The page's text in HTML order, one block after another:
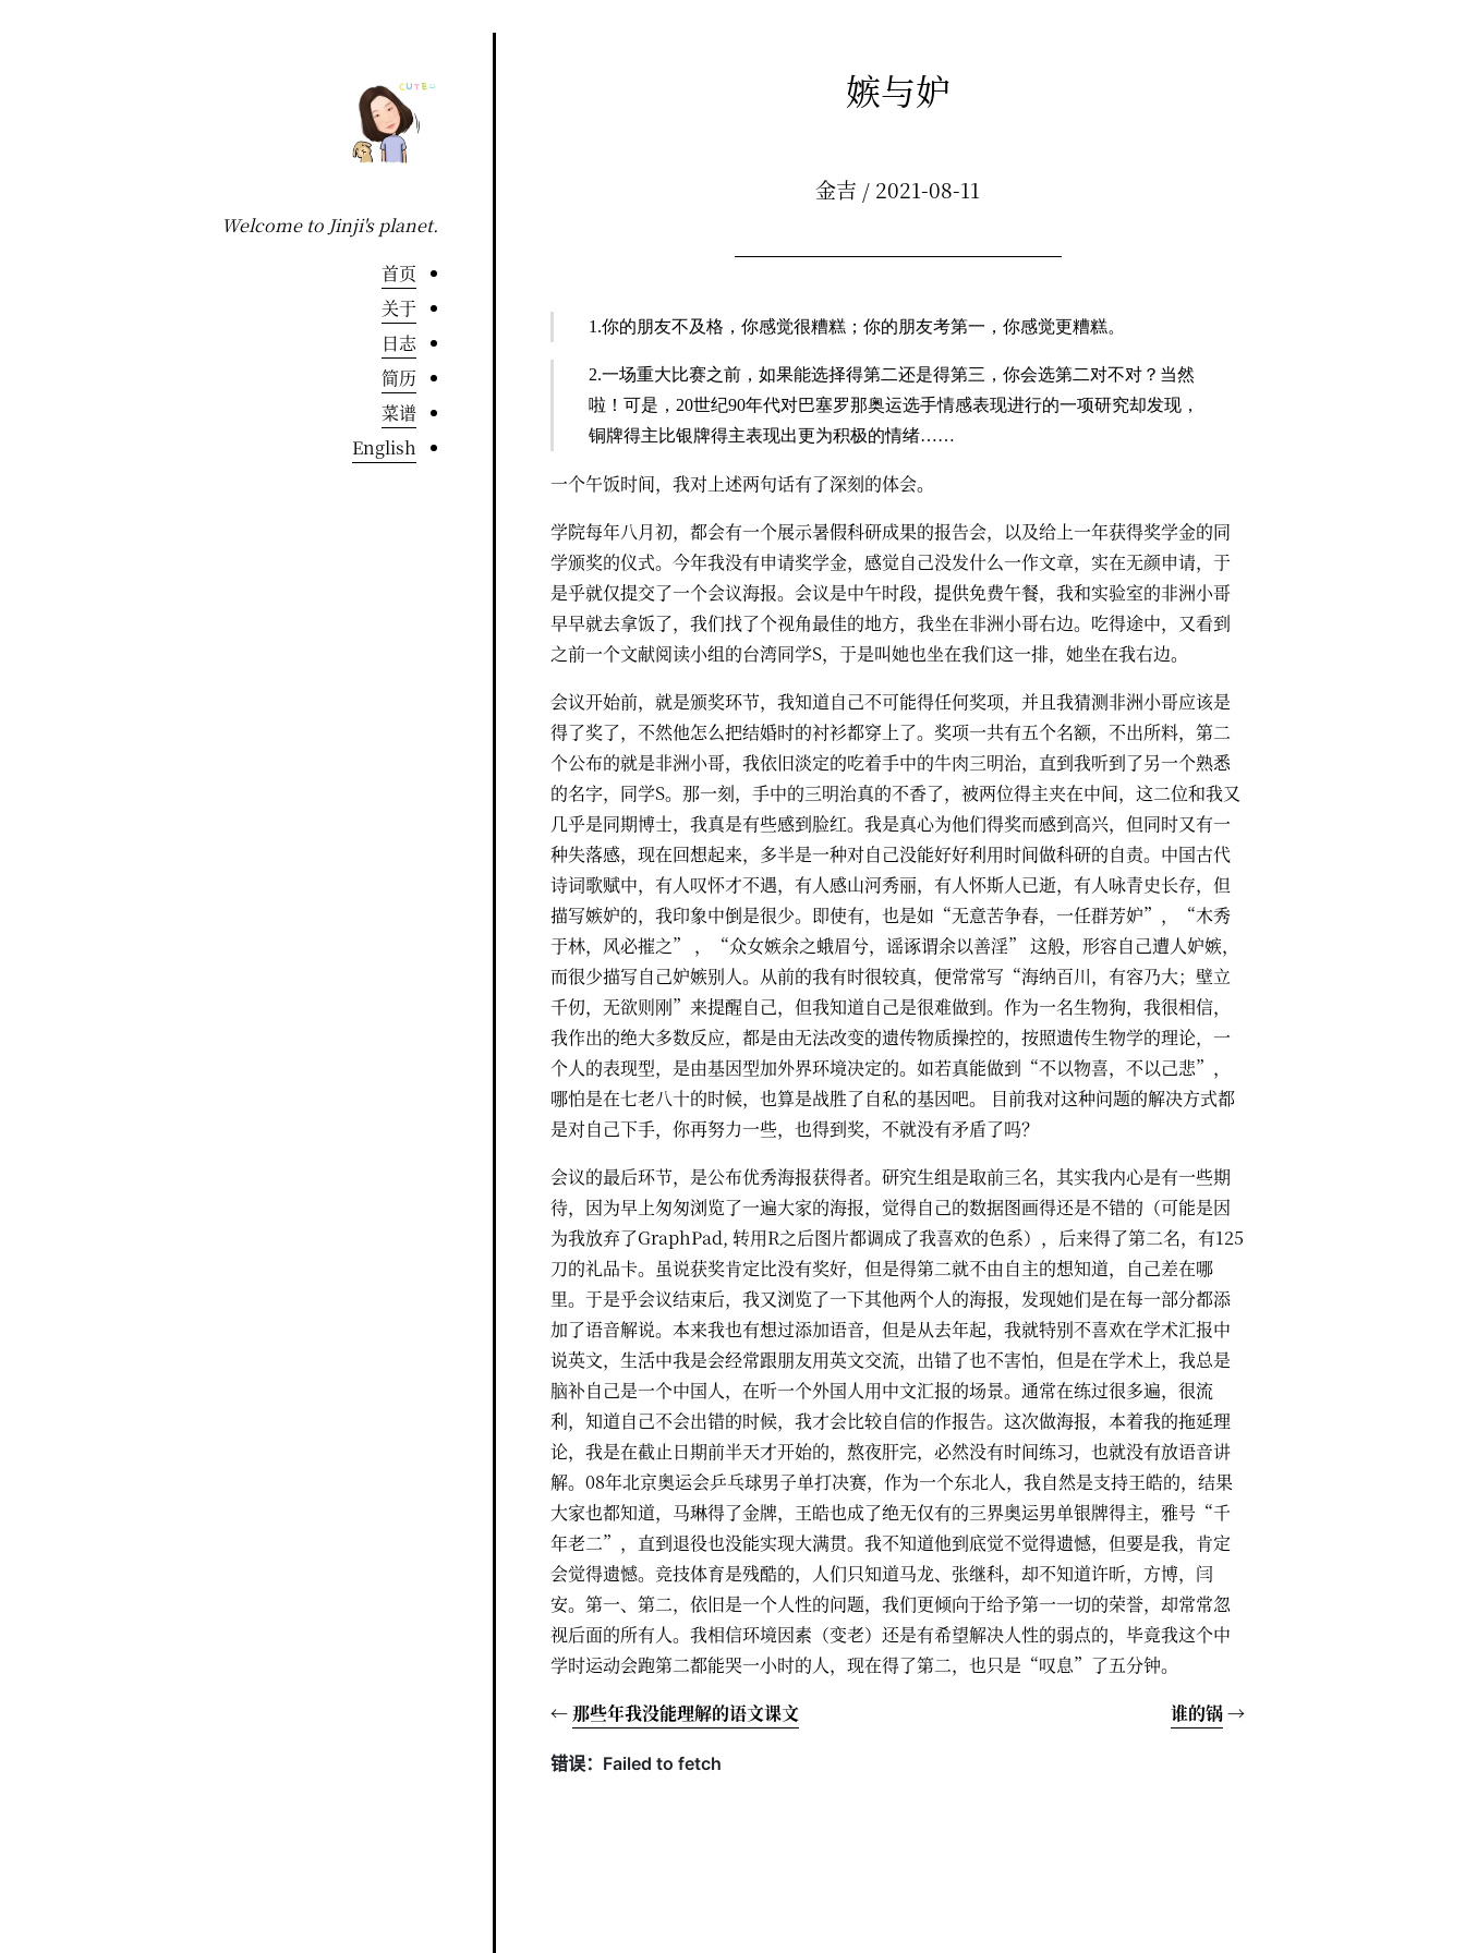
Welcome to Jinji's planet.
首页
关于
日志
简历
菜谱
English
嫉与妒
金吉 / 2021-08-11
1.你的朋友不及格，你感觉很糟糕；你的朋友考第一，你感觉更糟糕。
2.一场重大比赛之前，如果能选择得第二还是得第三，你会选第二对不对？当然
啦！可是，20世纪90年代对巴塞罗那奥运选手情感表现进行的一项研究却发现，
铜牌得主比银牌得主表现出更为积极的情绪……
一个午饭时间，我对上述两句话有了深刻的体会。
学院每年八月初，都会有一个展示暑假科研成果的报告会，以及给上一年获得奖学金的同
学颁奖的仪式。今年我没有申请奖学金，感觉自己没发什么一作文章，实在无颜申请，于
是乎就仅提交了一个会议海报。会议是中午时段，提供免费午餐，我和实验室的非洲小哥
早早就去拿饭了，我们找了个视角最佳的地方，我坐在非洲小哥右边。吃得途中，又看到
之前一个文献阅读小组的台湾同学S，于是叫她也坐在我们这一排，她坐在我右边。
会议开始前，就是颁奖环节，我知道自己不可能得任何奖项，并且我猜测非洲小哥应该是
得了奖了，不然他怎么把结婚时的衬衫都穿上了。奖项一共有五个名额，不出所料，第二
个公布的就是非洲小哥，我依旧淡定的吃着手中的牛肉三明治，直到我听到了另一个熟悉
的名字，同学S。那一刻，手中的三明治真的不香了，被两位得主夹在中间，这二位和我又
几乎是同期博士，我真是有些感到脸红。我是真心为他们得奖而感到高兴，但同时又有一
种失落感，现在回想起来，多半是一种对自己没能好好利用时间做科研的自责。中国古代
诗词歌赋中，有人叹怀才不遇，有人感山河秀丽，有人怀斯人已逝，有人咏青史长存，但
描写嫉妒的，我印象中倒是很少。即使有，也是如“无意苦争春，一任群芳妒”，“木秀
于林，风必摧之” ，“众女嫉余之蛾眉兮，谣诼谓余以善淫” 这般，形容自己遭人妒嫉，
而很少描写自己妒嫉别人。从前的我有时很较真，便常常写“海纳百川，有容乃大；壁立
千仞，无欲则刚”来提醒自己，但我知道自己是很难做到。作为一名生物狗，我很相信，
我作出的绝大多数反应，都是由无法改变的遗传物质操控的，按照遗传生物学的理论，一
个人的表现型，是由基因型加外界环境决定的。如若真能做到“不以物喜，不以己悲”，
哪怕是在七老八十的时候，也算是战胜了自私的基因吧。 目前我对这种问题的解决方式都
是对自己下手，你再努力一些，也得到奖，不就没有矛盾了吗？
会议的最后环节，是公布优秀海报获得者。研究生组是取前三名，其实我内心是有一些期
待，因为早上匆匆浏览了一遍大家的海报，觉得自己的数据图画得还是不错的（可能是因
为我放弃了GraphPad, 转用R之后图片都调成了我喜欢的色系），后来得了第二名，有125
刀的礼品卡。虽说获奖肯定比没有奖好，但是得第二就不由自主的想知道，自己差在哪
里。于是乎会议结束后，我又浏览了一下其他两个人的海报，发现她们是在每一部分都添
加了语音解说。本来我也有想过添加语音，但是从去年起，我就特别不喜欢在学术汇报中
说英文，生活中我是会经常跟朋友用英文交流，出错了也不害怕，但是在学术上，我总是
脑补自己是一个中国人，在听一个外国人用中文汇报的场景。通常在练过很多遍，很流
利，知道自己不会出错的时候，我才会比较自信的作报告。这次做海报，本着我的拖延理
论，我是在截止日期前半天才开始的，熬夜肝完，必然没有时间练习，也就没有放语音讲
解。08年北京奥运会乒乓球男子单打决赛，作为一个东北人，我自然是支持王皓的，结果
大家也都知道，马琳得了金牌，王皓也成了绝无仅有的三界奥运男单银牌得主，雅号“千
年老二”，直到退役也没能实现大满贯。我不知道他到底觉不觉得遗憾，但要是我，肯定
会觉得遗憾。竞技体育是残酷的，人们只知道马龙、张继科，却不知道许昕，方博，闫
安。第一、第二，依旧是一个人性的问题，我们更倾向于给予第一一切的荣誉，却常常忽
视后面的所有人。我相信环境因素（变老）还是有希望解决人性的弱点的，毕竟我这个中
学时运动会跑第二都能哭一小时的人，现在得了第二，也只是“叹息”了五分钟。
←那些年我没能理解的语文课文 谁的锅→